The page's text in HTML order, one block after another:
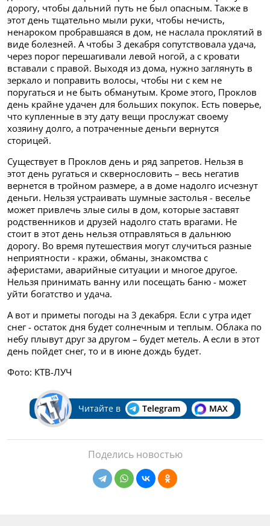
дорогу, чтобы дальний путь не был опасным. Также в
этот день тщательно мыли руки, чтобы нечисть,
ненароком пробравшаяся в дом, не наслала проклятий в
виде болезней. А чтобы 3 декабря сопутствовала удача,
через порог перешагивали левой ногой, а с кровати
вставали с правой. Выходя из дома, нужно заглянуть в
зеркало и поправить волосы, чтобы ни с кем не
поругаться и не быть обманутым. Кроме этого, Проклов
день крайне удачен для больших покупок. Есть поверье,
что купленные в эту дату вещи прослужат своему
хозяину долго, а потраченные деньги вернутся
сторицей.
Существует в Проклов день и ряд запретов. Нельзя в
этот день ругаться и сквернословить – весь негатив
вернется в тройном размере, а в доме надолго исчезнут
деньги. Нельзя устраивать шумные застолья - веселье
может привлечь злые силы в дом, которые заставят
родственников и друзей надолго стать врагами. Не
стоит в этот день нельзя отправляться в дальнюю
дорогу. Во время путешествия могут случиться разные
неприятности - кражи, обманы, знакомства с
аферистами, аварийные ситуации и многое другое.
Нельзя принимать ванну или посещать баню - может
уйти богатство и удача.
А вот и приметы погоды на 3 декабря. Если с утра идет
снег - остаток дня будет солнечным и теплым. Облака по
небу плывут друг за другом – будет метель. А если в этот
день пойдет снег, то и в июне дождь будет.
Фото: КТВ-ЛУЧ
Читайте в Telegram MAX
Поделись новостью